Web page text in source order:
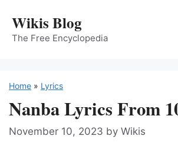
content
Wikis Blog
The Free Encyclopedia
Home » Lyrics
Nanba Lyrics From
November 10, 2023 by Wikis